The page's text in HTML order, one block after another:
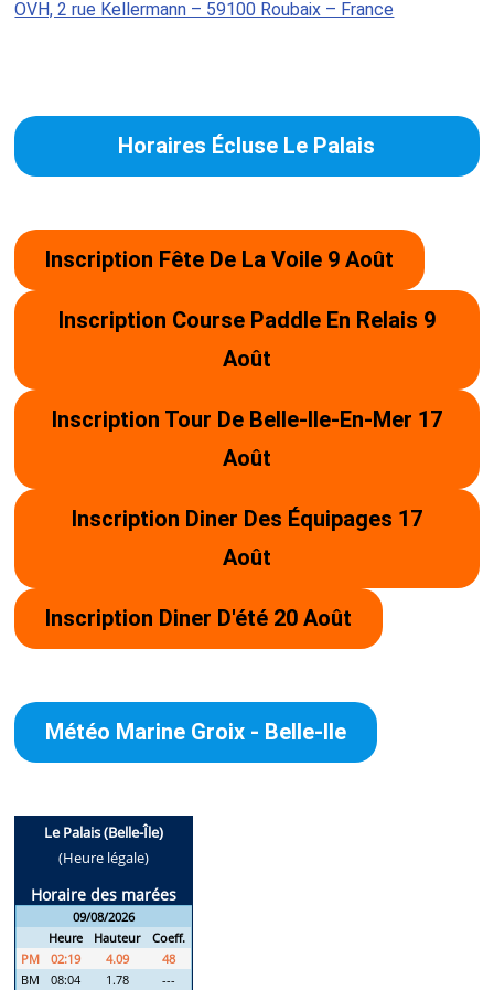
OVH, 2 rue Kellermann – 59100 Roubaix – France
Horaires Écluse Le Palais
Inscription Fête De La Voile 9 Août
Inscription Course Paddle En Relais 9
Août
Inscription Tour De Belle-Ile-En-Mer 17
Août
Inscription Diner Des Équipages 17
Août
Inscription Diner D'été 20 Août
Météo Marine Groix - Belle-Ile